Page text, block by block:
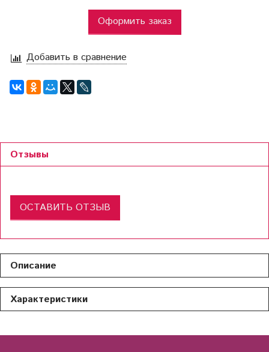
Оформить заказ
Добавить в сравнение
Отзывы
ОСТАВИТЬ ОТЗЫВ
Описание
Характеристики